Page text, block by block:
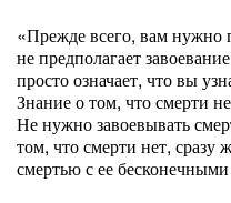
«Прежде всего, вам нужно
не предполагает
просто означает, что вы
Знание о том, что смерти
Не нужно завоевывать
том, что смерти нет, сразу
смертью с ее